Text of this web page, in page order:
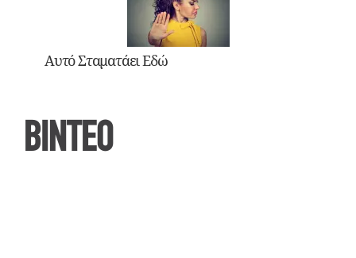
Αυτό Σταματάει Εδώ
ΒΙΝΤΕΟ